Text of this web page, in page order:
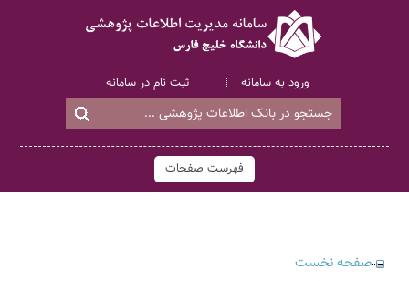
ثبت نام در سامانه ورود به سامانه
فهرست صفحات
صفحه نخست